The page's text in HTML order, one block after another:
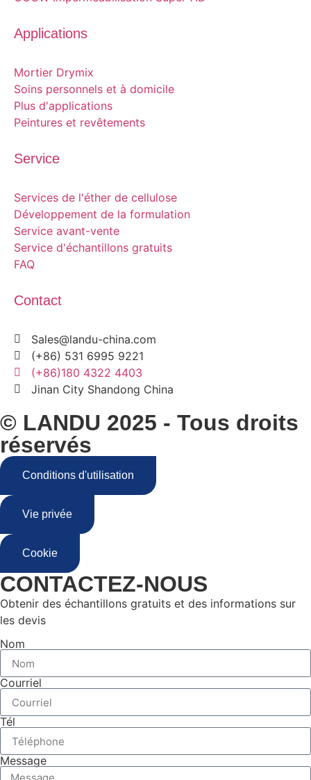
Applications
Mortier Drymix
Soins personnels et à domicile
Plus d'applications
Peintures et revêtements
Service
Services de l'éther de cellulose
Développement de la formulation
Service avant-vente
Service d'échantillons gratuits
FAQ
Contact
Sales@landu-china.com
(+86) 531 6995 9221
(+86)180 4322 4403
Jinan City Shandong China
© LANDU 2025 - Tous droits
réservés
Conditions d'utilisation
Vie privée
Cookie
CONTACTEZ-NOUS
Obtenir des échantillons gratuits et des informations sur
les devis
Nom
Courriel
Tél
Message